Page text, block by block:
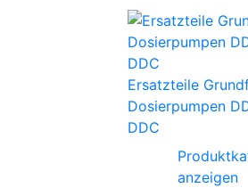
Ersatzteile
Dosierpumpen
DDC
anzeigen